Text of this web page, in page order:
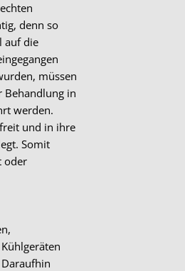
denn so
auf die
müssen
Behandlung in
werden.
und in ihre
Somit
oder